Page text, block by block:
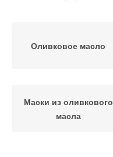
Оливковое масло
Маски из оливкового
масла